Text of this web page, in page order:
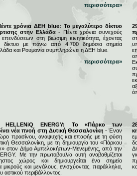
περισσότερα»
χρόνια ΔΕΗ blue: Το μεγαλύτερο δίκτυο
στην Ελλάδα- Πέντε χρόνια συνεχούς
στη βιώσιμη κινητικότητα, έχοντας
δίκτυο με πάνω από 4.700 δημόσια σημεία
και Ρουμανία συμπληρώνει η ΔΕΗ blue.
περισσότερα»
HELLENiQ ENERGY: Το «Πάρκο των
νέα πνοή στη Δυτική Θεσσαλονίκη - Έναν
πρασίνου, αναψυχής και επαφής με τη φύση
Θεσσαλονίκη, με τη δημιουργία του «Πάρκου
στον Δήμο Αμπελοκήπων-Μενεμένης, από την
Με την πρωτοβουλία αυτή αναβαθμίζεται
χώρος και δημιουργείται ένα σημείο
μικρούς και μεγάλους, ενισχύοντας, παράλληλα,
αστικού περιβάλλοντος.